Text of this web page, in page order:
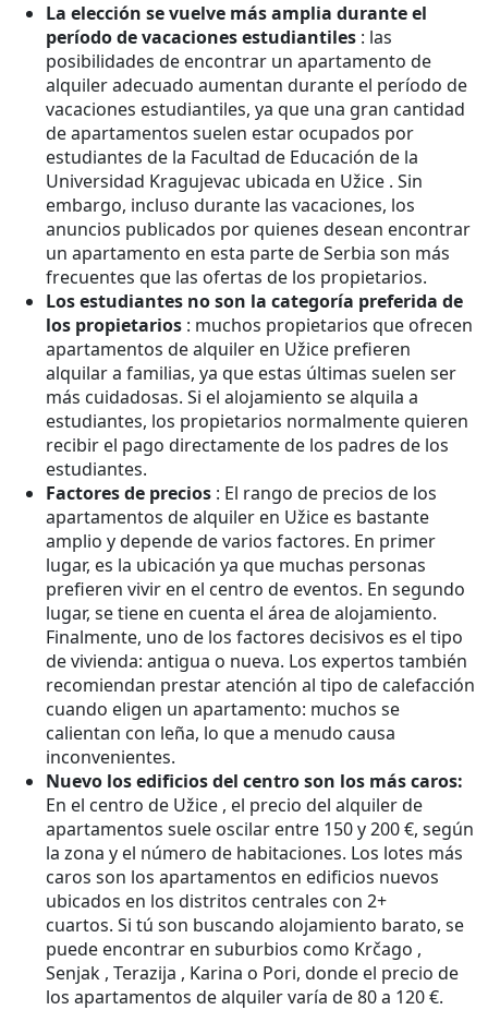
La elección se vuelve más amplia durante el
período de vacaciones estudiantiles : las
posibilidades de encontrar un apartamento de
alquiler adecuado aumentan durante el período de
vacaciones estudiantiles, ya que una gran cantidad
de apartamentos suelen estar ocupados por
estudiantes de la Facultad de Educación de la
Universidad Kragujevac ubicada en Užice . Sin
embargo, incluso durante las vacaciones, los
anuncios publicados por quienes desean encontrar
un apartamento en esta parte de Serbia son más
frecuentes que las ofertas de los propietarios.
Los estudiantes no son la categoría preferida de
los propietarios : muchos propietarios que ofrecen
apartamentos de alquiler en Užice prefieren
alquilar a familias, ya que estas últimas suelen ser
más cuidadosas. Si el alojamiento se alquila a
estudiantes, los propietarios normalmente quieren
recibir el pago directamente de los padres de los
estudiantes.
Factores de precios : El rango de precios de los
apartamentos de alquiler en Užice es bastante
amplio y depende de varios factores. En primer
lugar, es la ubicación ya que muchas personas
prefieren vivir en el centro de eventos. En segundo
lugar, se tiene en cuenta el área de alojamiento.
Finalmente, uno de los factores decisivos es el tipo
de vivienda: antigua o nueva. Los expertos también
recomiendan prestar atención al tipo de calefacción
cuando eligen un apartamento: muchos se
calientan con leña, lo que a menudo causa
inconvenientes.
Nuevo los edificios del centro son los más caros:
En el centro de Užice , el precio del alquiler de
apartamentos suele oscilar entre 150 y 200 €, según
la zona y el número de habitaciones. Los lotes más
caros son los apartamentos en edificios nuevos
ubicados en los distritos centrales con 2+
cuartos. Si tú son buscando alojamiento barato, se
puede encontrar en suburbios como Krčago ,
Senjak , Terazija , Karina o Pori, donde el precio de
los apartamentos de alquiler varía de 80 a 120 €.